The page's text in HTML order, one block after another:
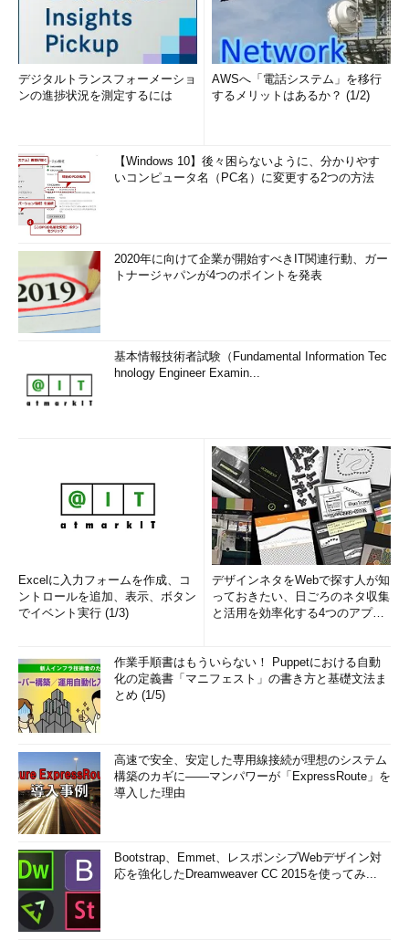
デジタルトランスフォーメーショ
ンの進捗状況を測定するには
AWSへ「電話システム」を移行
するメリットはあるか？ (1/2)
【Windows 10】後々困らないように、分かりやす
いコンピュータ名（PC名）に変更する2つの方法
2020年に向けて企業が開始すべきIT関連行動、ガー
トナージャパンが4つのポイントを発表
基本情報技術者試験（Fundamental Information Tec
hnology Engineer Examin...
Excelに入力フォームを作成、コ
ントロールを追加、表示、ボタン
でイベント実行 (1/3)
デザインネタをWebで探す人が知
っておきたい、日ごろのネタ収集
と活用を効率化する4つのアプリ
作業手順書はもういらない！ Puppetにおける自動
化の定義書「マニフェスト」の書き方と基礎文法ま
とめ (1/5)
高速で安全、安定した専用線接続が理想のシステム
構築のカギに――マンパワーが「ExpressRoute」を
導入した理由
Bootstrap、Emmet、レスポンシブWebデザイン対
応を強化したDreamweaver CC 2015を使ってみ...